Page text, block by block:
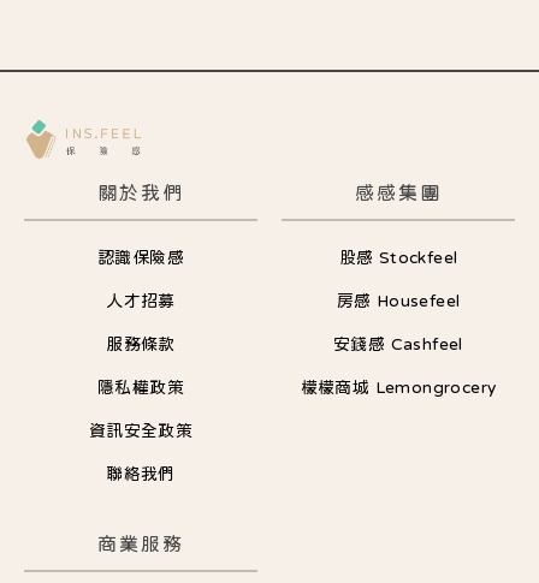
關於我們
認識保險感
人才招募
服務條款
隱私權政策
資訊安全政策
聯絡我們
感感集團
股感 Stockfeel
房感 Housefeel
安錢感 Cashfeel
檬檬商城 Lemongrocery
商業服務